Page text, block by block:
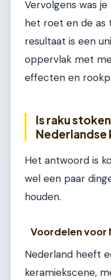
Vervolgens was
het roet en de as
resultaat is een
oppervlak met
effecten en
Is raku
Nederlandse
Het antwoord is
wel een paar
houden.
Voordelen voor
Nederland heeft
keramiekscene,